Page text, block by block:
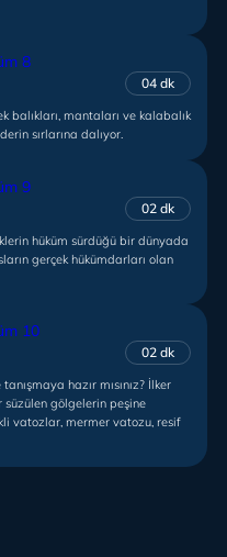
04 dk
balıkları, mantaları ve kalabalık
sırlarına dalıyor.
02 dk
hüküm sürdüğü bir dünyada
gerçek hükümdarları olan
02 dk
hazır mısınız? İlker
süzülen gölgelerin peşine
vatozlar, mermer vatozu, resif